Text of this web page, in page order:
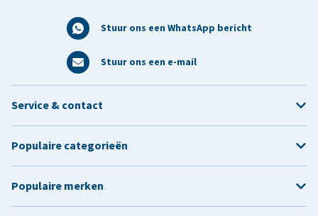
Stuur ons een WhatsApp bericht
Stuur ons een e-mail
Service & contact
Populaire categorieën
Populaire merken